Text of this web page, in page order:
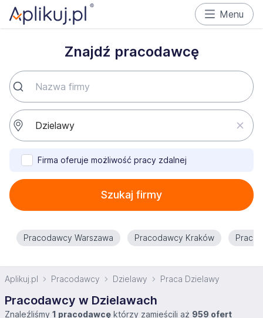
Menu
Znajdź pracodawcę
Firma oferuje możliwość pracy zdalnej
Szukaj firmy
Pracodawcy Warszawa Pracodawcy Kraków
Aplikuj.pl Pracodawcy Dzielawy Praca Dzielawy
Pracodawcy w Dzielawach
Znaleźliśmy 1 pracodawcę którzy zamieścili aż 959 ofert